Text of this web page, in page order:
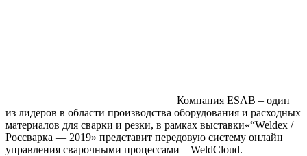
Компания ESAB – один
из лидеров в области производства оборудования и расходных
материалов для сварки и резки, в рамках выставки«“Weldex /
Россварка — 2019» представит передовую систему онлайн
управления сварочными процессами – WeldCloud.